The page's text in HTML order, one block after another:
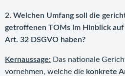
2. Welchen Umfang soll die
getroffenen TOMs im Hinblick
Art. 32 DSGVO haben?
Kernaussage: Das nationale
vornehmen, welche die konkrete